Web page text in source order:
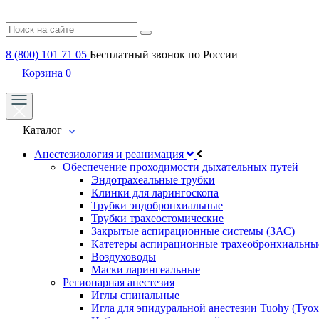
8 (800) 101 71 05 Бесплатный звонок по России
Корзина 0
Каталог
Анестезиология и реанимация
Обеспечение проходимости дыхательных путей
Эндотрахеальные трубки
Клинки для ларингоскопа
Трубки эндобронхиальные
Трубки трахеостомические
Закрытые аспирационные системы (ЗАС)
Катетеры аспирационные
Воздуховоды
Маски ларингеальные
Регионарная анестезия
Иглы спинальные
Игла для эпидуральной анестезии Tuohy